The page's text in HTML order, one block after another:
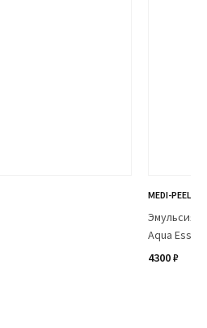
MEDI-PEEL
Эмульсия
Aqua
4300 ₽